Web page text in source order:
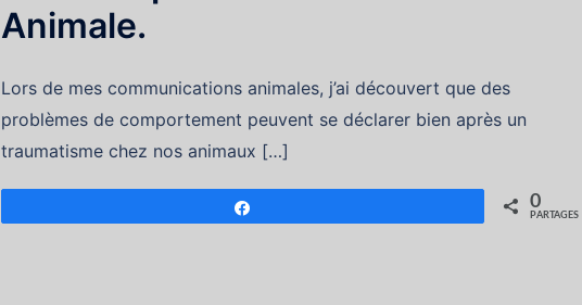
Animale.
Lors de mes communications animales, j’ai découvert que des
problèmes de comportement peuvent se déclarer bien après un
traumatisme chez nos animaux […]
0
PARTAGES